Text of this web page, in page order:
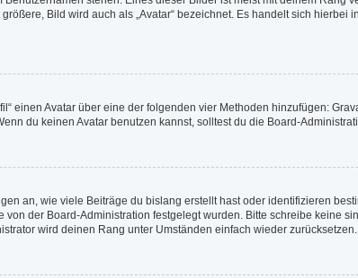
Bild wird auch als „Avatar“ bezeichnet. Es handelt sich
einen Avatar über eine der folgenden vier Methoden hinzufügen:
du keinen Avatar benutzen kannst, solltest du die Board-
an, wie viele Beiträge du bislang erstellt hast oder identifizieren
von der Board-Administration festgelegt wurden. Bitte schreibe keine
wird deinen Rang unter Umständen einfach wieder zurücksetzen.